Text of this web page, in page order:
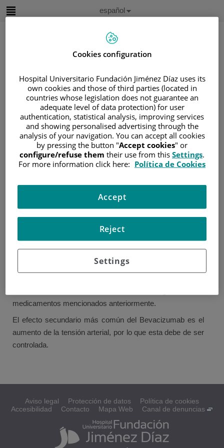
Selector
de
idioma
Idioma
Activo
Español
Inicio /ÁREA DEL PACIENTE
/SOBRE EL CÁNCER
/INFORMACIÓN Y SOPORTE AL PACIENTE
/TIPOS DE CÁNCER
/ÁREA DE CÁNCER GINECOLÓGICO
TERAPIA DIRIGIDA
Terapia dirigida
utiliza para reducir el flujo de oxígeno a las células
tumorales provocando que dejen de crecer y de
reproducirse.
medicamentos mencionados anteriormente.
El efecto secundario más común del Bevacizumab es el
aumento de la tensión arterial, por lo que esta debe de ser
controlada.
Aviso legal Protección de datos
Política de cookies
Accesibilidad
Contacto Mapa Web Canal de denuncias
Cookies configuration
Hospital Universitario Fundación Jiménez Díaz uses its
own cookies and those of third parties (located in
countries whose legislation does not guarantee an
adequate level of data protection) for user
authentication, statistical analysis, improving services
and showing personalised advertising through the
analysis of your navigation. You can accept all cookies
by pressing the button "Accept cookies" or
configure/refuse them their use from this Settings.
For more information click here: Política de Cookies
Settings
Reject
Accept